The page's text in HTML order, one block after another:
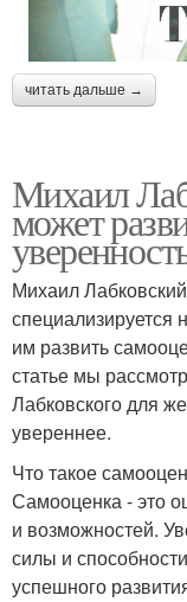
читать дальше →
Михаил
может
Михаил
им развить
статье мы
Лабковского для
увереннее.
Что такое
Самооценка - это
и возможностей.
силы и
успешного